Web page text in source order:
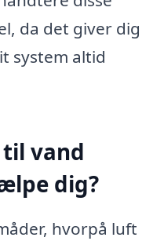
da det giver dig
system altid
vand
dig?
hvorpå luft